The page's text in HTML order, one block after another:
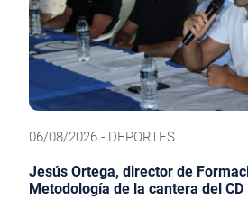
06/08/2026 - DEPORTES
Jesús Ortega, director de
Metodología de la cantera del